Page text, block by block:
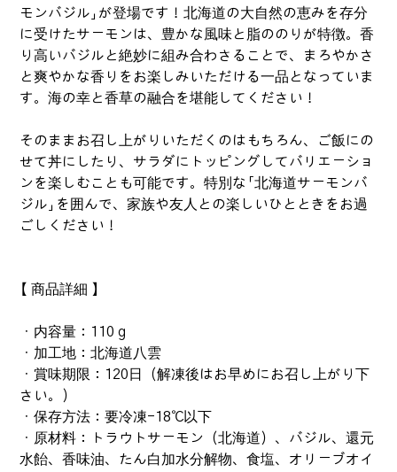
モンバジル」が登場です！北海道の大自然の恵みを存分
に受けたサーモンは、豊かな風味と脂ののりが特徴。香
り高いバジルと絶妙に組み合わさることで、まろやかさ
と爽やかな香りをお楽しみいただける一品となっていま
す。海の幸と香草の融合を堪能してください！
そのままお召し上がりいただくのはもちろん、ご飯にの
せて丼にしたり、サラダにトッピングしてバリエーショ
ンを楽しむことも可能です。特別な「北海道サーモンバ
ジル」を囲んで、家族や友人との楽しいひとときをお過
ごしください！
【 商品詳細 】
・内容量：110ｇ
・加工地：北海道八雲
・賞味期限：120日（解凍後はお早めにお召し上がり下
さい。）
・保存方法：要冷凍-18℃以下
・原材料：トラウトサーモン（北海道）、バジル、還元
水飴、香味油、たん白加水分解物、食塩、オリーブオイ